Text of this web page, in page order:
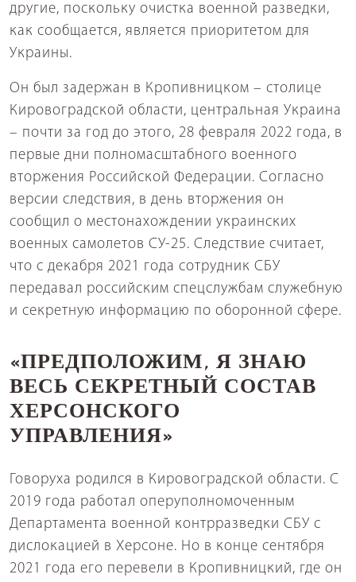
другие, поскольку очистка военной разведки,
как сообщается, является приоритетом для
Украины.
Он был задержан в Кропивницком – столице
Кировоградской области, центральная Украина
– почти за год до этого, 28 февраля 2022 года, в
первые дни полномасштабного военного
вторжения Российской Федерации. Согласно
версии следствия, в день вторжения он
сообщил о местонахождении украинских
военных самолетов СУ-25. Следствие считает,
что с декабря 2021 года сотрудник СБУ
передавал российским спецслужбам служебную
и секретную информацию по оборонной сфере.
«ПРЕДПОЛОЖИМ, Я ЗНАЮ
ВЕСЬ СЕКРЕТНЫЙ СОСТАВ
ХЕРСОНСКОГО
УПРАВЛЕНИЯ»
Говоруха родился в Кировоградской области. С
2019 года работал оперуполномоченным
Департамента военной контрразведки СБУ с
дислокацией в Херсоне. Но в конце сентября
2021 года его перевели в Кропивницкий, где он